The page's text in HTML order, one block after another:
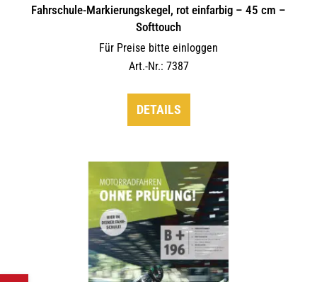
Fahrschule-Markierungskegel, rot einfarbig – 45 cm –
Softtouch
Für Preise bitte einloggen
Art.-Nr.: 7387
DETAILS